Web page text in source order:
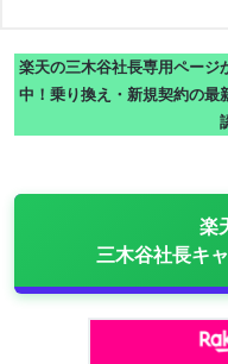
楽天の三木谷社長専用ページ
中！乗り換え・新規契約の最
楽
三木谷社長キ